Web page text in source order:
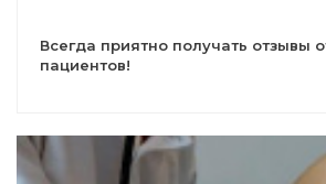
Всегда приятно получать отзывы
пациентов!